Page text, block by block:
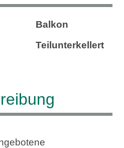
Balkon
Teilunterkellert